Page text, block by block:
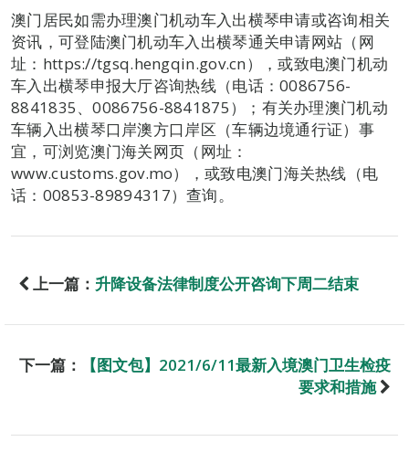
澳门居民如需办理澳门机动车入出横琴申请或咨询相关
资讯，可登陆澳门机动车入出横琴通关申请网站（网
址：https://tgsq.hengqin.gov.cn），或致电澳门机动
车入出横琴申报大厅咨询热线（电话：0086756-
8841835、0086756-8841875）；有关办理澳门机动
车辆入出横琴口岸澳方口岸区（车辆边境通行证）事
宜，可浏览澳门海关网页（网址：
www.customs.gov.mo），或致电澳门海关热线（电
话：00853-89894317）查询。
上一篇： 升降设备法律制度公开咨询下周二结束
下一篇：
【图文包】2021/6/11最新入境澳门卫生检疫
要求和措施